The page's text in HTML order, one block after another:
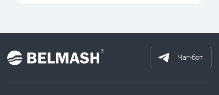
Чат-бот